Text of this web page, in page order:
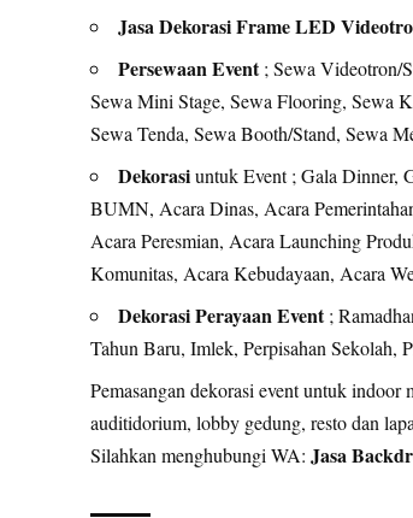
Jasa Dekorasi Event Jogja
Jasa Dekorasi Frame LED
Persewaan Event; Sewa Videotron/
Sewa Mini Stage, Sewa Flooring, Sewa
Sewa Tenda, Sewa Booth/Stand, Sewa
Dekorasiuntuk Event ; Gala Dinner,
BUMN, Acara Dinas, Acara
Acara Peresmian, Acara Launching
Komunitas, Acara Kebudayaan, Acara
Dekorasi Perayaan Event;
Tahun Baru, Imlek, Perpisahan Sekolah,
Pemasangan dekorasi event untuk
auditidorium, lobby gedung, resto dan
Silahkan menghubungi WA:Jasa